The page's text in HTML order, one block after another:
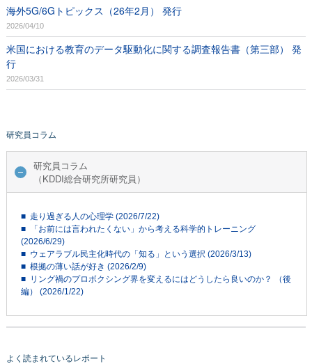
海外5G/6Gトピックス（26年2月） 発行
2026/04/10
米国における教育のデータ駆動化に関する調査報告書（第三部） 発
行
2026/03/31
研究員コラム
研究員コラム
（KDDI総合研究所研究員）
■ 走り過ぎる人の心理学 (2026/7/22)
■ 「お前には言われたくない」から考える科学的トレーニング
(2026/6/29)
■ ウェアラブル民主化時代の「知る」という選択 (2026/3/13)
■ 根拠の薄い話が好き (2026/2/9)
■ リング禍のプロボクシング界を変えるにはどうしたら良いのか？ （後
編） (2026/1/22)
よく読まれているレポート